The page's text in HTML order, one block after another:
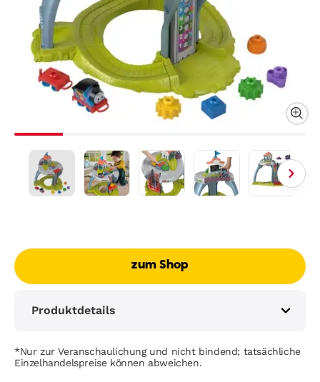
zum Shop
Produktdetails
*Nur zur Veranschaulichung und nicht bindend; tatsächliche
Einzelhandelspreise können abweichen.